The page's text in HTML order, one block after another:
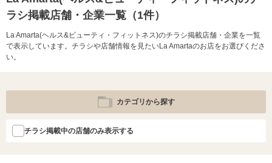
ラシ掲載店舗・企業一覧（1件）
La Amarta(ヘルス&ビューティ・フィットネス)のチラシ掲載店舗・企業を一覧
で表示しています。チラシや店舗情報を見たいLa Amartaのお店をお選びくださ
い。
カテゴリから探す
チラシ掲載中の店舗のみ表示する